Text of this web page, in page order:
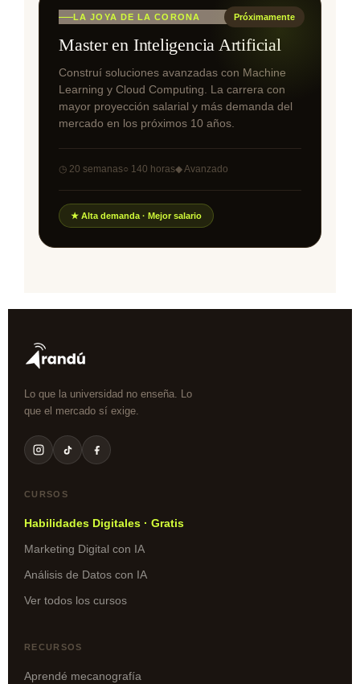
LA JOYA DE LA CORONA
Master en Inteligencia Artificial
Construí soluciones avanzadas con Machine
Learning y Cloud Computing. La carrera con
mayor proyección salarial y más demanda del
mercado en los próximos 10 años.
◷ 20 semanas○ 140 horas◆ Avanzado
★ Alta demanda · Mejor salario
Lo que la universidad no enseña. Lo
que el mercado sí exige.
CURSOS
Habilidades Digitales · Gratis
Marketing Digital con IA
Análisis de Datos con IA
Ver todos los cursos
RECURSOS
Aprendé mecanografía